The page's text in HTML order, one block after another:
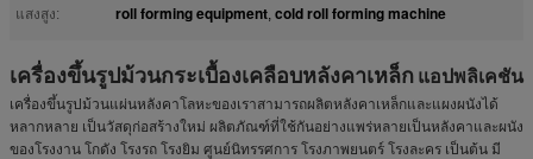
แสงสูง:
roll forming equipment, cold roll forming machine
เครื่องขึ้นรูปม้วนกระเบื้องเคลือบหลังคาเหล็ก แอปพลิเคชัน
เครื่องขึ้นรูปม้วนแผ่นหลังคาโลหะของเราสามารถผลิตหลังคาเหล็กและแผงผนังได้
หลากหลาย เป็นวัสดุก่อสร้างใหม่ ผลิตภัณฑ์ที่ใช้กันอย่างแพร่หลายเป็นหลังคาและผนัง
ของโรงงาน โกดัง โรงรถ โรงยิม ศูนย์นิทรรศการ โรงภาพยนตร์ โรงละคร เป็นต้น มี